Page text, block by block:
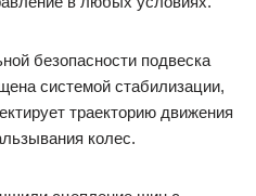
безопасности подвеска
системой стабилизации,
траекторию движения
колес.